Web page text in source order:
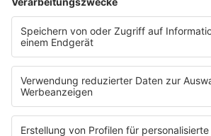
cleveren Spartricks
Ressourcen könnte langfristig den
machen.
Eine fundierte Finanzplanung
Unterschied machen und den
Unabhängigkeit ebnen. Er ist